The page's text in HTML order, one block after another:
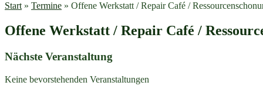
Start » Termine » Offene Werkstatt / Repair Café /
Offene Werkstatt / Repair Café /
Nächste Veranstaltung
Keine bevorstehenden Veranstaltungen